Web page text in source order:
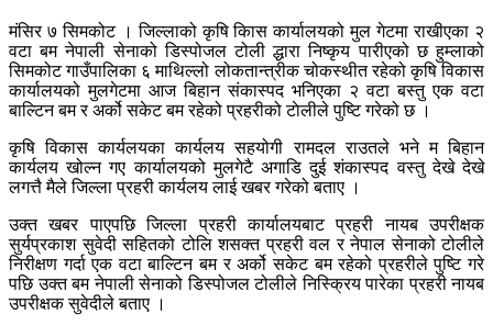
मंसिर ७ सिमकोट । जिल्लाको कृषि किास कार्यालयको मुल गेटमा राखीएका २
वटा बम नेपाली सेनाको डिस्पोजल टोली द्धारा निष्कृय पारीएको छ हुम्लाको
सिमकोट गाउँपालिका ६ माथिल्लो लोकतान्त्रीक चोकस्थीत रहेको कृषि विकास
कार्यालयको मुलगेटमा आज बिहान संकास्पद भनिएका २ वटा बस्तु एक वटा
बाल्टिन बम र अर्को सकेट बम रहेको प्रहरीको टाेलीले पुष्टि गरेको छ ।
कृषि विकास कार्यलयका कार्यलय सहयोगी रामदल राउतले भने म बिहान
कार्यलय खोल्न गए कार्यालयको मुलगेटै अगाडि दुई शंकास्पद वस्तु देखे देखे
लगत्तै मैले जिल्ला प्रहरी कार्यलय लाई खबर गरेको बताए ।
उक्त खबर पाएपछि जिल्ला प्रहरी कार्यालयबाट प्रहरी नायब उपरीक्षक
सुर्यप्रकाश सुवेदी सहितको टोलि शसक्त प्रहरी वल र नेपाल सेनाको टोलीले
निरीक्षण गर्दा एक वटा बाल्टिन बम र अर्को सकेट बम रहेको प्रहरीले पुष्टि गरे
पछि उक्त बम नेपाली सेनाको डिस्पोजल टोलीले निस्क्रिय पारेका प्रहरी नायब
उपरीक्षक सुवेदीले बताए ।